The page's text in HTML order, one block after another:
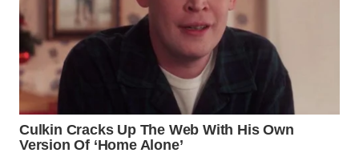
WN
PRIANGAN
TIMUR
WN
SEMARANG